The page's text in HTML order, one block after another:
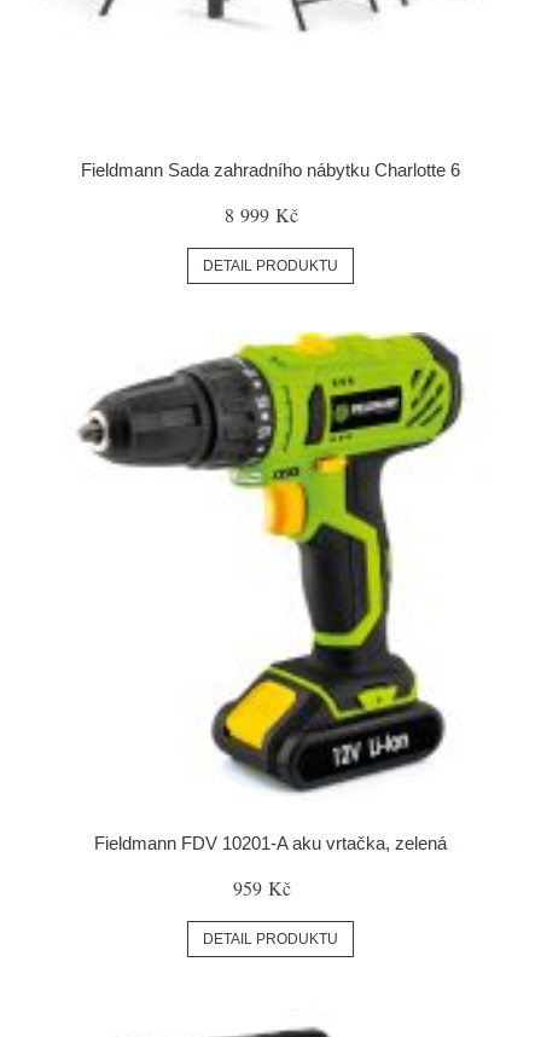
Fieldmann Sada zahradního nábytku Charlotte 6
8 999 Kč
DETAIL PRODUKTU
Fieldmann FDV 10201-A aku vrtačka, zelená
959 Kč
DETAIL PRODUKTU